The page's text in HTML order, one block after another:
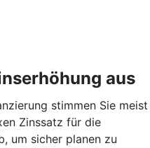
aus
stimmen Sie meist
Zinssatz für die
um sicher planen zu